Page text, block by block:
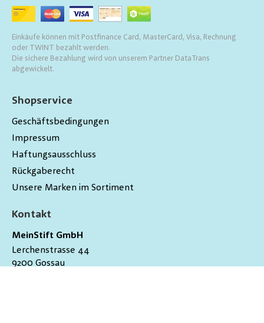
Kontakt
MeinStift GmbH
Lerchenstrasse 44
9200 Gossau
Shopservice
Geschäftsbedingungen
Impressum
Haftungsausschluss
Rückgaberecht
Unsere Marken im Sortiment
Einkäufe können mit Postfinance Card, MasterCard, Visa, Rechnung
oder TWINT bezahlt werden.
Die sichere Bezahlung wird von unserem Partner DataTrans
abgewickelt.